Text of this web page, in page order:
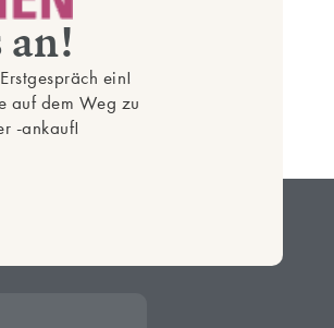
an!
ein!
auf dem Weg zu
-ankauf!